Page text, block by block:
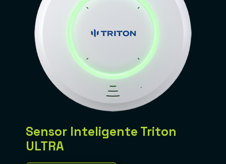
Sensor Inteligente Triton
ULTRA